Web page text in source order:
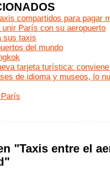
compartidos para pagar
París con su aeropuerto
sus taxis
del mundo
tarjeta turística:
de idioma y museos, lo
"Taxis entre el